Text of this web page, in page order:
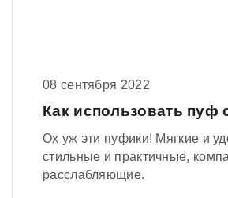
08 сентября 2022
Как использовать пуф
Ох уж эти пуфики! Мягкие и
стильные и практичные,
расслабляющие.